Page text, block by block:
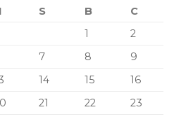
S B
C
1
2
7 8
9
14 15
16
21 22
23